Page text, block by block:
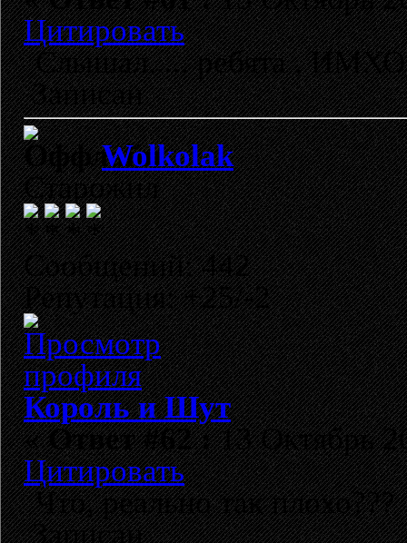
Цитировать
Слышал..... ребята , ИМХО,
Записан
Wolkolak
Старожил
Сообщений: 442
Репутация: +25/-2
Король и Шут
«Ответ #62 :13 Октябрь
Цитировать
Что, реально так плохо???
Записан